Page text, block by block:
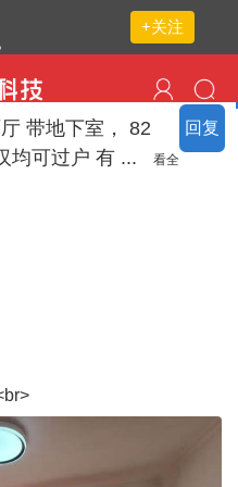
回复
带地下室， 82
均可过户 有 ...
看全
+关注